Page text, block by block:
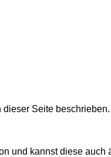
Seite beschrieben.
und kannst diese